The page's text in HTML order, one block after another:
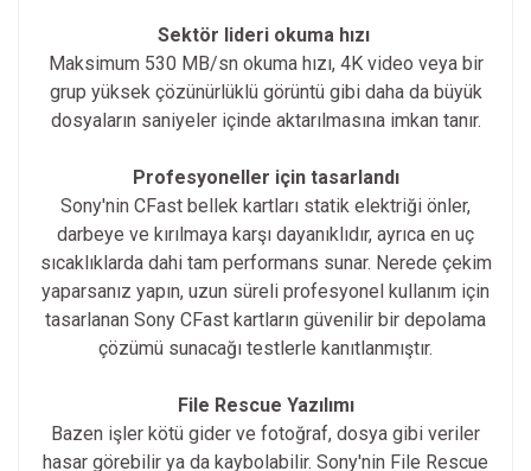
Sektör lideri okuma hızı
Maksimum 530 MB/sn okuma hızı, 4K video veya bir
grup yüksek çözünürlüklü görüntü gibi daha da büyük
dosyaların saniyeler içinde aktarılmasına imkan tanır.
Profesyoneller için tasarlandı
Sony'nin CFast bellek kartları statik elektriği önler,
darbeye ve kırılmaya karşı dayanıklıdır, ayrıca en uç
sıcaklıklarda dahi tam performans sunar. Nerede çekim
yaparsanız yapın, uzun süreli profesyonel kullanım için
tasarlanan Sony CFast kartların güvenilir bir depolama
çözümü sunacağı testlerle kanıtlanmıştır.
File Rescue Yazılımı
Bazen işler kötü gider ve fotoğraf, dosya gibi veriler
hasar görebilir ya da kaybolabilir. Sony'nin File Rescue